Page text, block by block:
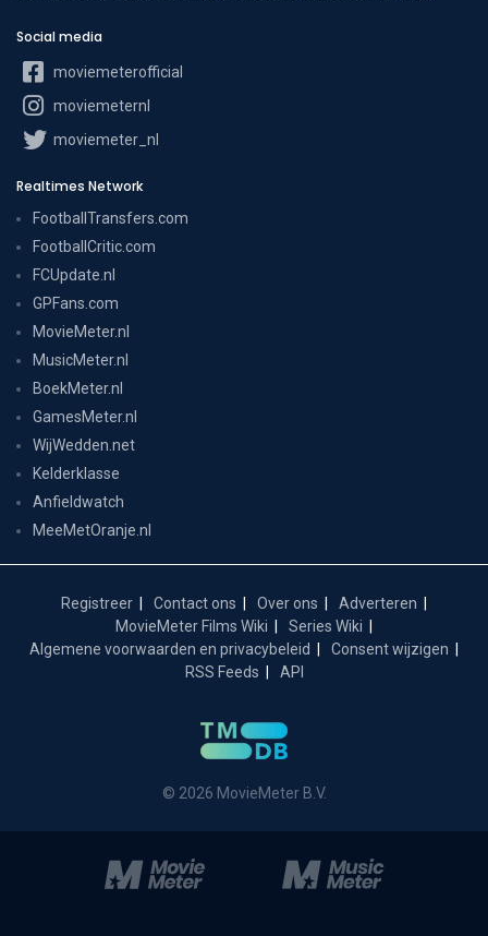
Social media
moviemeterofficial
moviemeternl
moviemeter_nl
Realtimes Network
FootballTransfers.com
FootballCritic.com
FCUpdate.nl
GPFans.com
MovieMeter.nl
MusicMeter.nl
BoekMeter.nl
GamesMeter.nl
WijWedden.net
Kelderklasse
Anfieldwatch
MeeMetOranje.nl
Registreer Contact ons Over ons
Adverteren
MovieMeter Films Wiki
Series Wiki
Algemene voorwaarden en privacybeleid
Consent wijzigen
RSS Feeds
API
© 2026 MovieMeter B.V.